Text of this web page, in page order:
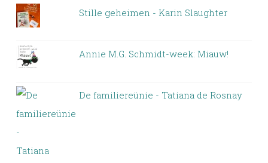
Stille geheimen - Karin Slaughter
Annie M.G. Schmidt-week: Miauw!
De familiereünie - Tatiana de Rosnay